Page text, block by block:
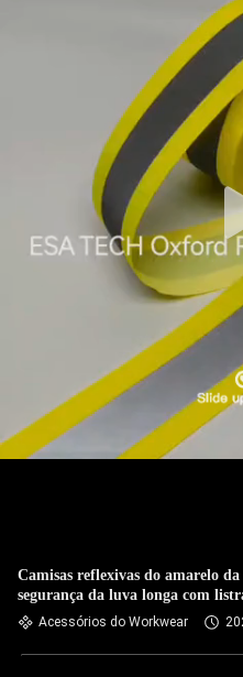
Camisas reflexivas do amarelo da
segurança da luva longa com
Acessórios do Workwear